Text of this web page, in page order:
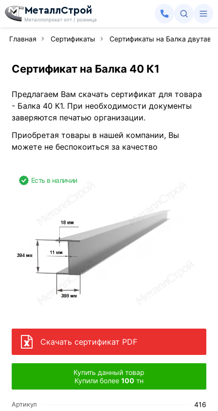
МеталлСтрой
Металлопрокат опт / розница
Главная Сертификаты Сертификаты на Балка
Сертификат на Балка 40 К1
Предлагаем Вам скачать сертификат для товара
- Балка 40 К1. При необходимости документы
заверяются печатью организации.
Приобретая товары в нашей компании, Вы
можете не беспокоиться за качество
Есть в наличии
Скачать сертификат PDF
Купить данный товар
Купили более 100 тн
Артикул 416